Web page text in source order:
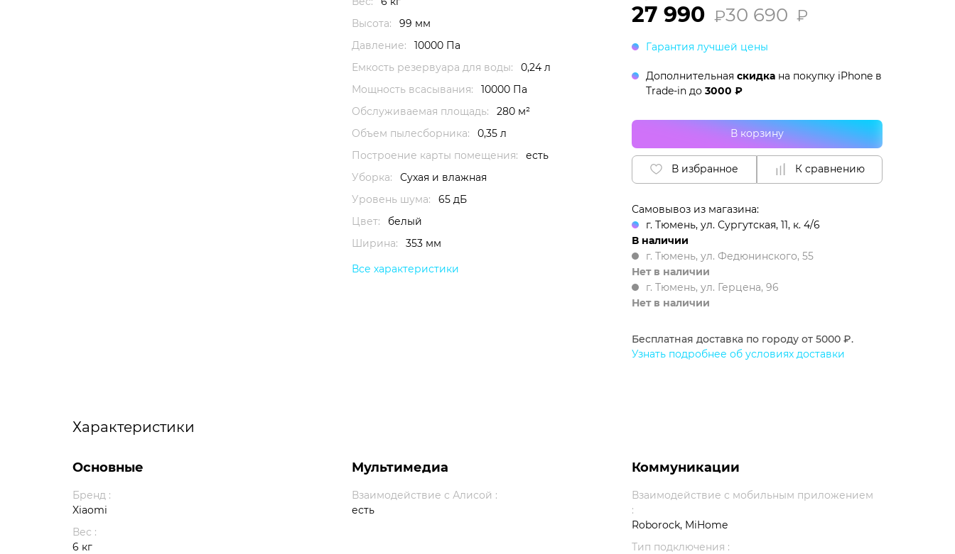
Высота:
99 мм
Давление:
10000 Па
Емкость резервуара для воды:
0,24 л
Мощность всасывания:
10000 Па
Обслуживаемая площадь:
280 м²
Объем пылесборника:
0,35 л
Построение карты помещения:
есть
Уборка:
Сухая и влажная
Уровень шума:
65 дБ
Цвет:
белый
Ширина:
353 мм
Все характеристики
27 990 ₽30 690 ₽
Гарантия лучшей цены
Дополнительная скидкана покупку iPhone в
Trade-inдо 3000 ₽
В корзину
В избранное К сравнению
Самовывоз из магазина:
г. Тюмень, ул. Сургутская, 11, к. 4/6
В наличии
г. Тюмень, ул. Федюнинского, 55
Нет в наличии
г. Тюмень, ул. Герцена, 96
Нет в наличии
Бесплатная доставка по городу от 5000 ₽.
Узнать подробнее об условиях доставки
Характеристики
Основные
Бренд :
Xiaomi
Вес :
6 кг
Мультимедиа
Взаимодействие с Алисой :
есть
Коммуникации
Взаимодействие с мобильным приложением
:
Roborock, MiHome
Тип подключения :